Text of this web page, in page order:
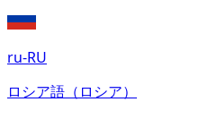
ru-RU
ロシア語（ロシア）